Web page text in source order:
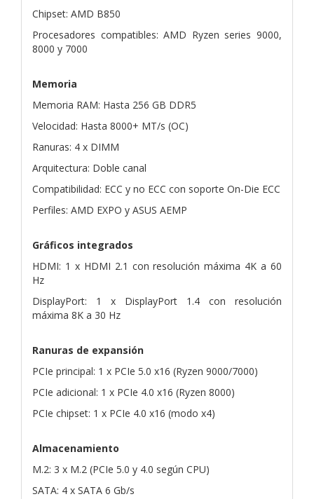
Chipset: AMD B850
Procesadores compatibles: AMD Ryzen series 9000,
8000 y 7000
Memoria
Memoria RAM: Hasta 256 GB DDR5
Velocidad: Hasta 8000+ MT/s (OC)
Ranuras: 4 x DIMM
Arquitectura: Doble canal
Compatibilidad: ECC y no ECC con soporte On-Die ECC
Perfiles: AMD EXPO y ASUS AEMP
Gráficos integrados
HDMI: 1 x HDMI 2.1 con resolución máxima 4K a 60
Hz
DisplayPort: 1 x DisplayPort 1.4 con resolución
máxima 8K a 30 Hz
Ranuras de expansión
PCIe principal: 1 x PCIe 5.0 x16 (Ryzen 9000/7000)
PCIe adicional: 1 x PCIe 4.0 x16 (Ryzen 8000)
PCIe chipset: 1 x PCIe 4.0 x16 (modo x4)
Almacenamiento
M.2: 3 x M.2 (PCIe 5.0 y 4.0 según CPU)
SATA: 4 x SATA 6 Gb/s